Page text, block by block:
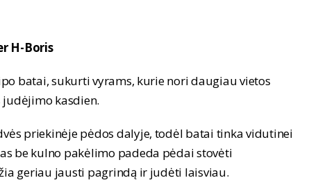
H-Boris
batai, sukurti vyrams, kurie nori daugiau vietos
kasdien.
priekinėje pėdos dalyje, todėl batai tinka vidutinei
be kulno pakėlimo padeda pėdai stovėti
geriau jausti pagrindą ir judėti laisviau.